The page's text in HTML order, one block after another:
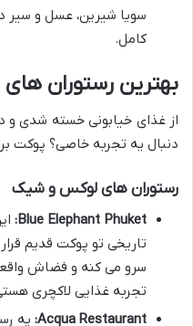
سویا شیرین، عسل و سیر
کامل.
بهترین رستوران
از غذای خیابونی خسته شدی
دنبال یه تجربه خاصی؟ پوکت
رستوران های لوکس و شیک
Blue Elephant Phuket:
تاریخی تو پوکت قدیم
سرو می کنه و فضاش
تجربه غذایی لاکچری
Acqua Restaurant: یه